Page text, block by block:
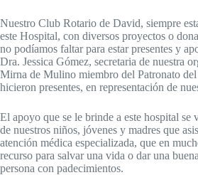
Nuestro Club Rotario de David, siempre
este Hospital, con diversos proyectos o
no podíamos faltar para estar presentes y
Dra. Jessica Gómez, secretaria de nuestra
Mirna de Mulino miembro del Patronato
hicieron presentes, en representación de
El apoyo que se le brinde a este hospital se
de nuestros niños, jóvenes y madres que
atención médica especializada, que en
recurso para salvar una vida o dar una
persona con padecimientos.